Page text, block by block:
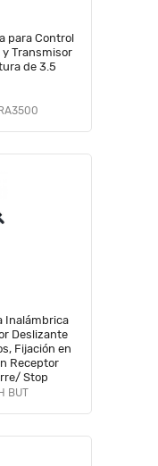
para Control
Transmisor
de 3.5
Inalámbrica
Deslizante
Fijación en
Receptor
Stop
BUT